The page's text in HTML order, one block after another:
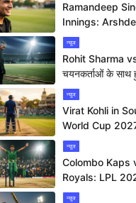
Ramandeep
Innings:
ख़ास बधाई
न्यूज
Rohit Sharma
चयनकर्ताओं के साथ
न्यूज
Virat Kohli in
World Cup 2027
न्यूज
Colombo Kaps
Royals: LPL
में कौन मारेगा बाज़ी?
न्यूज